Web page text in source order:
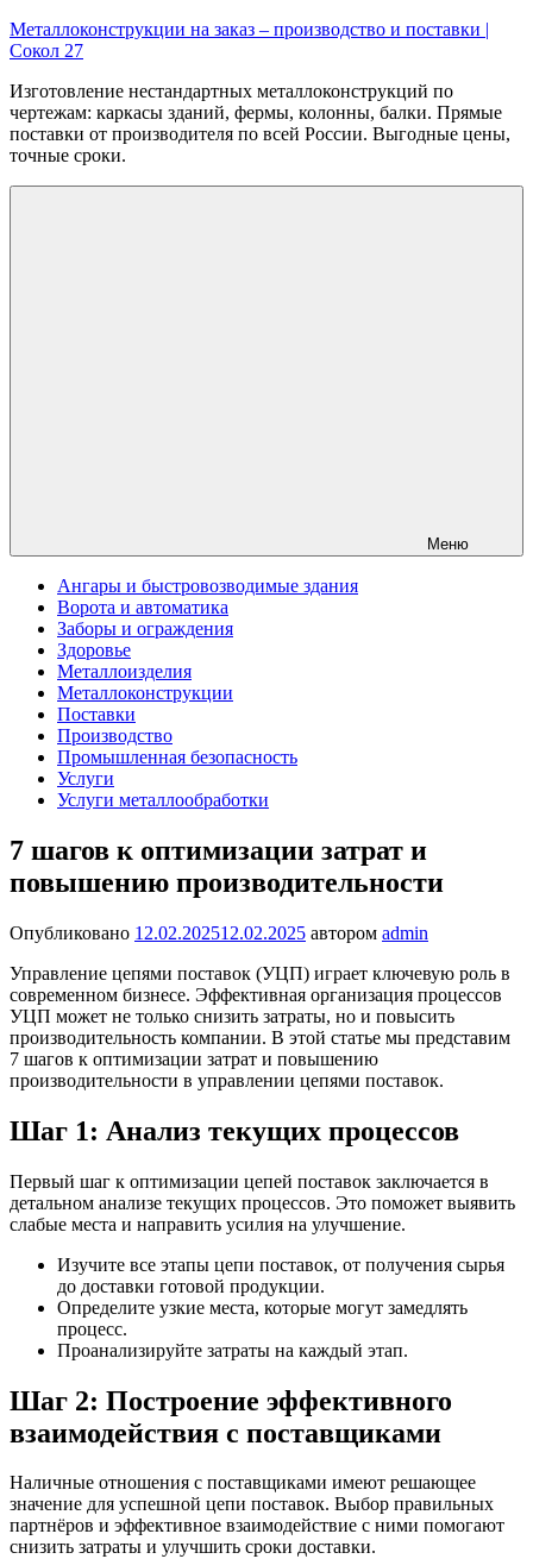
Перейти
к
Металлоконструкции на заказ – производство и поставки |
Сокол 27
Изготовление нестандартных металлоконструкций по
чертежам: каркасы зданий, фермы, колонны, балки. Прямые
поставки от производителя по всей России. Выгодные цены,
точные сроки.
Меню
Ангары и быстровозводимые здания
Ворота и автоматика
Заборы и ограждения
Здоровье
Металлоизделия
Металлоконструкции
Поставки
Производство
Промышленная безопасность
Услуги
Услуги металлообработки
7 шагов к оптимизации затрат и
повышению производительности
Опубликовано 12.02.202512.02.2025 автором admin
Управление цепями поставок (УЦП) играет ключевую роль в
современном бизнесе. Эффективная организация процессов
УЦП может не только снизить затраты, но и повысить
производительность компании. В этой статье мы представим
7 шагов к оптимизации затрат и повышению
производительности в управлении цепями поставок.
Шаг 1: Анализ текущих процессов
Первый шаг к оптимизации цепей поставок заключается в
детальном анализе текущих процессов. Это поможет выявить
слабые места и направить усилия на улучшение.
Изучите все этапы цепи поставок, от получения сырья
до доставки готовой продукции.
Определите узкие места, которые могут замедлять
процесс.
Проанализируйте затраты на каждый этап.
Шаг 2: Построение эффективного
взаимодействия с поставщиками
Наличные отношения с поставщиками имеют решающее
значение для успешной цепи поставок. Выбор правильных
партнёров и эффективное взаимодействие с ними помогают
снизить затраты и улучшить сроки доставки.